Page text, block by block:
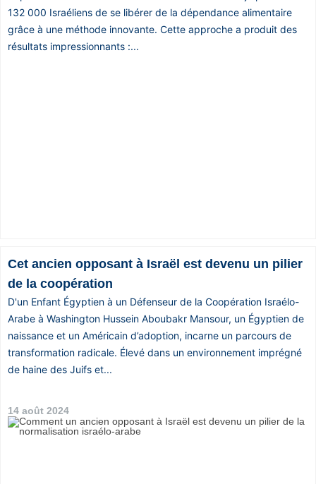
132 000 Israéliens de se libérer de la dépendance alimentaire
grâce à une méthode innovante. Cette approche a produit des
résultats impressionnants :...
Cet ancien opposant à Israël est devenu un pilier
de la coopération
D'un Enfant Égyptien à un Défenseur de la Coopération Israélo-
Arabe à Washington Hussein Aboubakr Mansour, un Égyptien de
naissance et un Américain d’adoption, incarne un parcours de
transformation radicale. Élevé dans un environnement imprégné
de haine des Juifs et...
14 août 2024